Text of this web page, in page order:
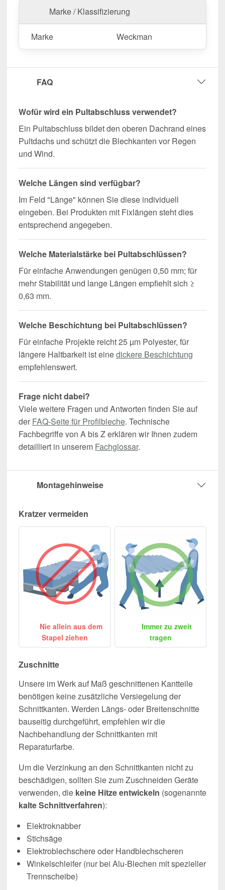
Jetzt Pultabschluss | 20 x 25 cm | 85° bestellen –
Passgenau für Ihr Projekt & schnell geliefert!
Langlebig, wetterfest, individuell auf Maß – bestellen
Sie jetzt und profitieren Sie von schneller Lieferung!
Marke / Klassifizierung
Marke Weckman
FAQ
Wofür wird ein Pultabschluss verwendet?
Ein Pultabschluss bildet den oberen Dachrand eines
Pultdachs und schützt die Blechkanten vor Regen
und Wind.
Welche Längen sind verfügbar?
Im Feld "Länge" können Sie diese individuell
eingeben. Bei Produkten mit Fixlängen steht dies
entsprechend angegeben.
Welche Materialstärke bei Pultabschlüssen?
Für einfache Anwendungen genügen 0,50 mm; für
mehr Stabilität und lange Längen empfiehlt sich ≥
0,63 mm.
Welche Beschichtung bei Pultabschlüssen?
Für einfache Projekte reicht 25 µm Polyester, für
längere Haltbarkeit ist einedickere Beschichtung
empfehlenswert.
Frage nicht dabei?
Viele weitere Fragen und Antworten finden Sie auf
der FAQ-Seite für Profilbleche. Technische
Fachbegriffe von A bis Z erklären wir Ihnen zudem
detailliert in unserem Fachglossar.
Montagehinweise
Kratzer vermeiden
Nie allein aus dem
Stapel ziehen
Immer zu zweit
tragen
Zuschnitte
Unsere im Werk auf Maß geschnittenen Kantteile
benötigen keine zusätzliche Versiegelung der
Schnittkanten. Werden Längs- oder Breitenschnitte
bauseitig durchgeführt, empfehlen wir die
Nachbehandlung der Schnittkanten mit
Reparaturfarbe.
Um die Verzinkung an den Schnittkanten nicht zu
beschädigen, sollten Sie zum Zuschneiden Geräte
verwenden, die keine Hitze entwickeln (sogenannte
kalte Schnittverfahren):
Elektroknabber
Stichsäge
Elektroblechschere oder Handblechscheren
Winkelschleifer (nur bei Alu-Blechen mit spezieller
Trennscheibe)